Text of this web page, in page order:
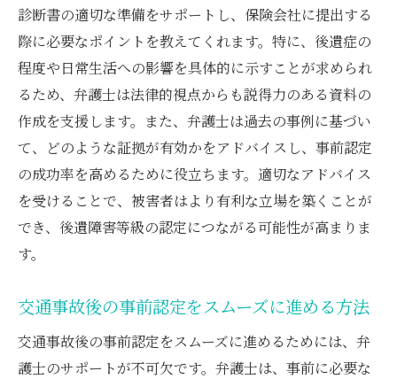
診断書の適切な準備をサポートし、保険会社に提出する
際に必要なポイントを教えてくれます。特に、後遺症の
程度や日常生活への影響を具体的に示すことが求められ
るため、弁護士は法律的視点からも説得力のある資料の
作成を支援します。また、弁護士は過去の事例に基づい
て、どのような証拠が有効かをアドバイスし、事前認定
の成功率を高めるために役立ちます。適切なアドバイス
を受けることで、被害者はより有利な立場を築くことが
でき、後遺障害等級の認定につながる可能性が高まりま
す。
交通事故後の事前認定をスムーズに進める方法
交通事故後の事前認定をスムーズに進めるためには、弁
護士のサポートが不可欠です。弁護士は、事前に必要な